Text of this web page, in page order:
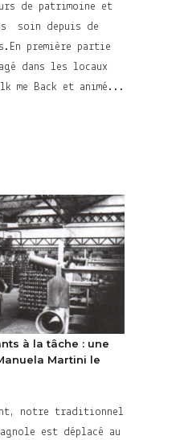
de patrimoine et
soin depuis de
première partie
dans les locaux
me Back et animé...
à la tâche : une
Martini le
notre traditionnel
est déplacé au